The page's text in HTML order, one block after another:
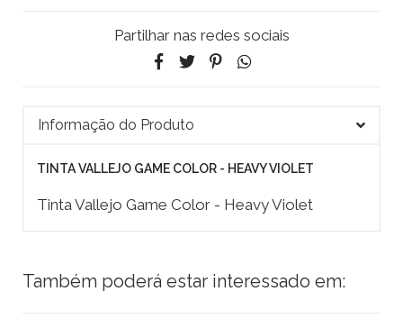
Partilhar nas redes sociais
Informação do Produto
TINTA VALLEJO GAME COLOR - HEAVY VIOLET
Tinta Vallejo Game Color - Heavy Violet
Também poderá estar interessado em: